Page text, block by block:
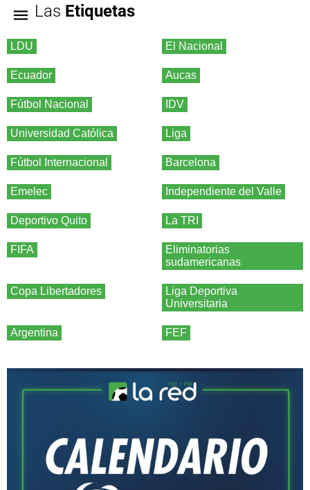
Las Etiquetas
LDU El Nacional
Ecuador Aucas
Fútbol Nacional IDV
Universidad Católica Liga
Fútbol Internacional Barcelona
Emelec Independiente del Valle
Deportivo Quito La TRI
FIFA
Eliminatorias
sudamericanas
Copa Libertadores
Liga Deportiva
Universitaria
Argentina FEF